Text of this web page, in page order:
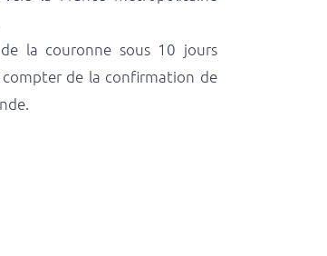
la couronne sous 10 jours
compter de la confirmation de